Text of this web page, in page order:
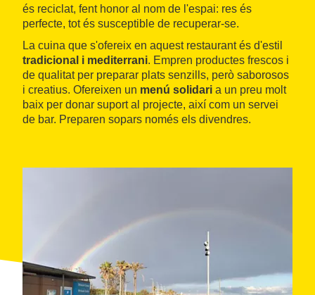
és reciclat, fent honor al nom de l'espai: res és
perfecte, tot és susceptible de recuperar-se.
La cuina que s'ofereix en aquest restaurant és d'estil
tradicional i mediterrani. Empren productes frescos i
de qualitat per preparar plats senzills, però saborosos
i creatius. Ofereixen un menú solidari a un preu molt
baix per donar suport al projecte, així com un servei
de bar. Preparen sopars només els divendres.